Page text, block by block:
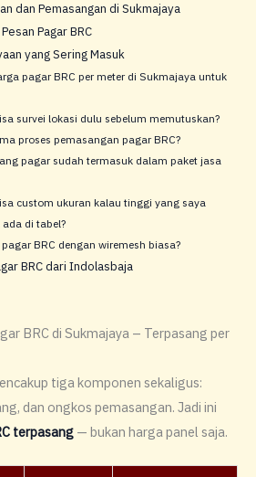
dan Pemasangan di Sukmajaya
Pagar BRC
yang Sering Masuk
pagar BRC per meter di Sukmajaya untuk
survei lokasi dulu sebelum memutuskan?
proses pemasangan pagar BRC?
pagar sudah termasuk dalam paket jasa
custom ukuran kalau tinggi yang saya
di tabel?
BRC dengan wiremesh biasa?
BRC dari Indolasbaja
BRC di Sukmajaya – Terpasang per
tiga komponen sekaligus:
dan ongkos pemasangan. Jadi ini
terpasang — bukan harga panel saja.